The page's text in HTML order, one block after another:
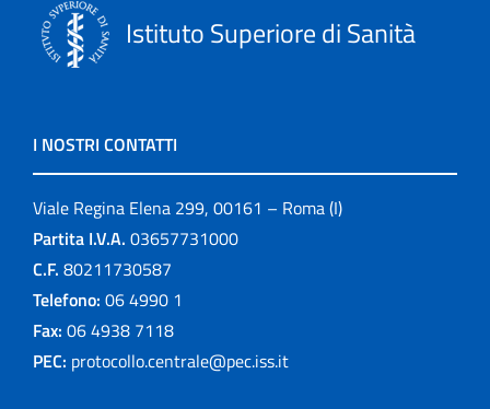
Istituto Superiore di Sanità
I NOSTRI CONTATTI
Viale Regina Elena 299, 00161 – Roma (I)
Partita I.V.A. 03657731000
C.F. 80211730587
Telefono: 06 4990 1
Fax: 06 4938 7118
PEC: protocollo.centrale@pec.iss.it